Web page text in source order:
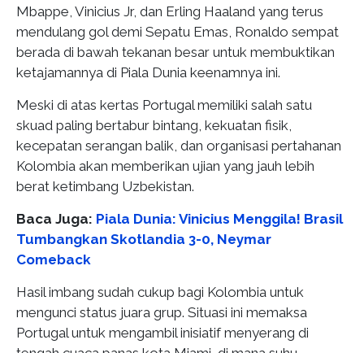
Mbappe, Vinicius Jr, dan Erling Haaland yang terus
mendulang gol demi Sepatu Emas, Ronaldo sempat
berada di bawah tekanan besar untuk membuktikan
ketajamannya di Piala Dunia keenamnya ini.
Meski di atas kertas Portugal memiliki salah satu
skuad paling bertabur bintang, kekuatan fisik,
kecepatan serangan balik, dan organisasi pertahanan
Kolombia akan memberikan ujian yang jauh lebih
berat ketimbang Uzbekistan.
Baca Juga: Piala Dunia: Vinicius Menggila! Brasil
Tumbangkan Skotlandia 3-0, Neymar
Comeback
Hasil imbang sudah cukup bagi Kolombia untuk
mengunci status juara grup. Situasi ini memaksa
Portugal untuk mengambil inisiatif menyerang di